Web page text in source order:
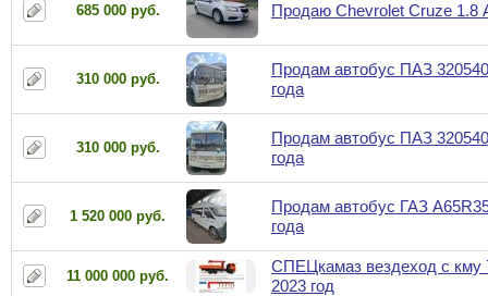
685 000 руб. Продаю Chevrolet Cruze 1.8
310 000 руб.
Продам автобус ПАЗ
года
310 000 руб.
Продам автобус ПАЗ
года
1 520 000 руб.
Продам автобус ГАЗ
года
11 000 000 руб.
СПЕЦкамаз вездеход с кму
2023 год